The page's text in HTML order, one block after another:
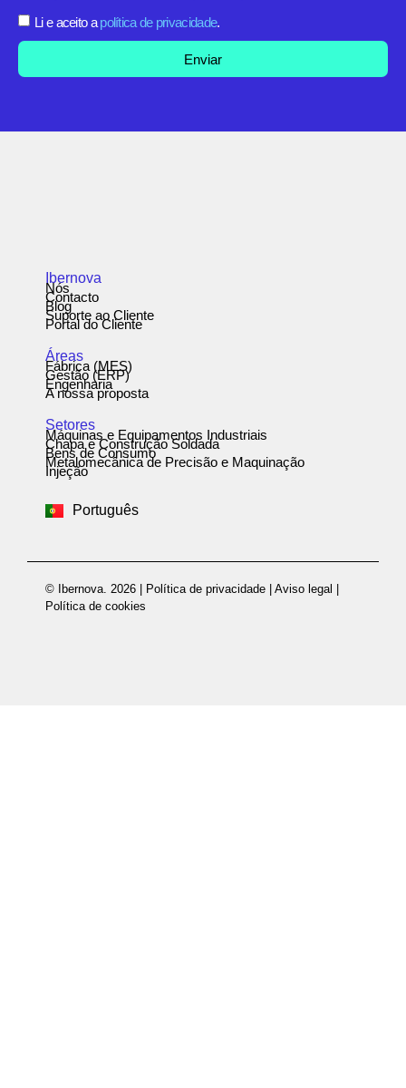
Li e aceito apolítica de privacidade.
Enviar
Ibernova
Nós
Contacto
Blog
Suporte ao Cliente
Portal do Cliente
Áreas
Fábrica (MES)
Gestão (ERP)
Engenharia
A nossa proposta
Setores
Máquinas e Equipamentos Industriais
Chapa e Construção Soldada
Bens de Consumo
Metalomecânica de Precisão e Maquinação
Injeção
Português
Español
Deutsch
© Ibernova. 2026 | Política de privacidade Aviso legal
Política de cookies